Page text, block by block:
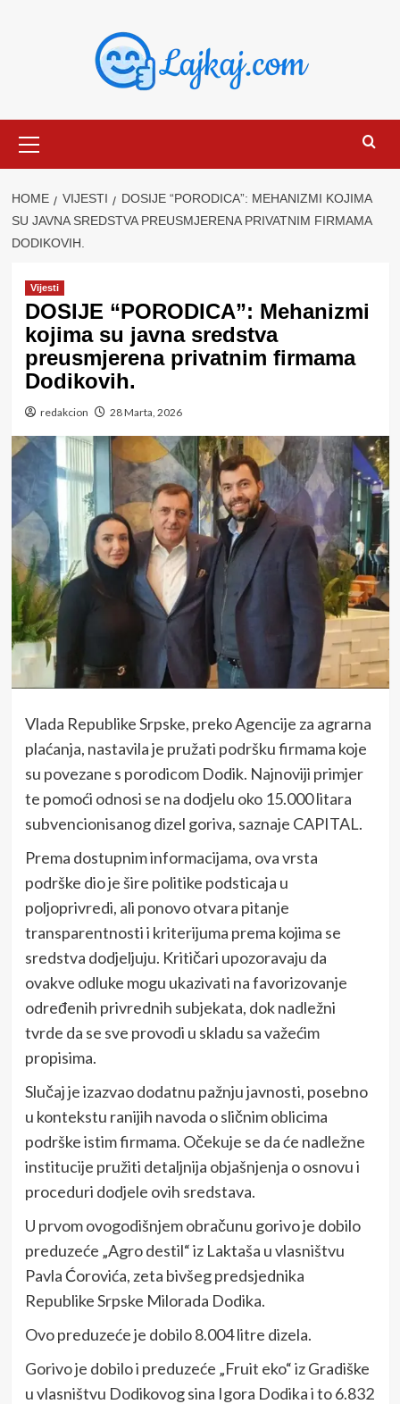
Menu
HOME VIJESTI
DOSIJE “PORODICA”: MEHANIZMI KOJIMA
SU JAVNA SREDSTVA PREUSMJERENA PRIVATNIM FIRMAMA
DODIKOVIH.
Vijesti
DOSIJE “PORODICA”: Mehanizmi
kojima su javna sredstva
preusmjerena privatnim firmama
Dodikovih.
redakcion 28 Marta, 2026
Vlada Republike Srpske, preko Agencije za agrarna
plaćanja, nastavila je pružati podršku firmama koje
su povezane s porodicom Dodik. Najnoviji primjer
te pomoći odnosi se na dodjelu oko 15.000 litara
subvencionisanog dizel goriva, saznaje CAPITAL.
Prema dostupnim informacijama, ova vrsta
podrške dio je šire politike podsticaja u
poljoprivredi, ali ponovo otvara pitanje
transparentnosti i kriterijuma prema kojima se
sredstva dodjeljuju. Kritičari upozoravaju da
ovakve odluke mogu ukazivati na favorizovanje
određenih privrednih subjekata, dok nadležni
tvrde da se sve provodi u skladu sa važećim
propisima.
Slučaj je izazvao dodatnu pažnju javnosti, posebno
u kontekstu ranijih navoda o sličnim oblicima
podrške istim firmama. Očekuje se da će nadležne
institucije pružiti detaljnija objašnjenja o osnovu i
proceduri dodjele ovih sredstava.
U prvom ovogodišnjem obračunu gorivo je dobilo
preduzeće „Agro destil“ iz Laktaša u vlasništvu
Pavla Ćorovića, zeta bivšeg predsjednika
Republike Srpske Milorada Dodika.
Ovo preduzeće je dobilo 8.004 litre dizela.
Gorivo je dobilo i preduzeće „Fruit eko“ iz Gradiške
u vlasništvu Dodikovog sina Igora Dodika i to 6.832